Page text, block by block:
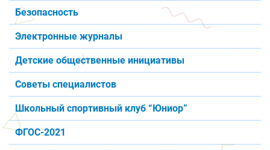
Безопасность
Электронные журналы
Детские общественные инициативы
Советы специалистов
Школьный спортивный клуб “Юниор”
ФГОС-2021